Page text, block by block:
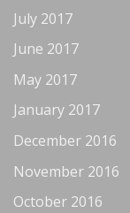
July 2017
June 2017
May 2017
January 2017
December 2016
November 2016
October 2016